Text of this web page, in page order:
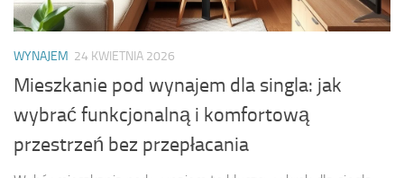
WYNAJEM 24 KWIETNIA 2026
Mieszkanie pod wynajem dla singla: jak
wybrać funkcjonalną i komfortową
przestrzeń bez przepłacania